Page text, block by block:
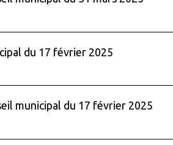
du 17 février 2025
municipal du 17 février 2025